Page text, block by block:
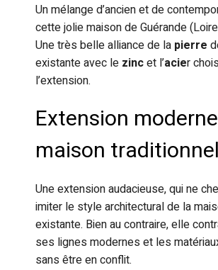
Un mélange d’ancien et de
cette jolie maison de Guérande
Une très belle alliance de la pierre
existante avec le zincet l’acier
l’extension.
Extension
maison
Une extension audacieuse, qui ne
imiter le style architectural de la
existante. Bien au contraire, elle
ses lignes modernes et les
sans être en conflit.